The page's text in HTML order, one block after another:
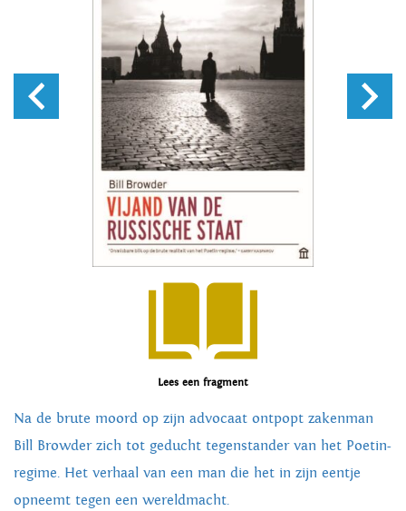
Lees een fragment
Na de brute moord op zijn advocaat ontpopt zakenman
Bill Browder zich tot geducht tegenstander van het Poetin-
regime. Het verhaal van een man die het in zijn eentje
opneemt tegen een wereldmacht.